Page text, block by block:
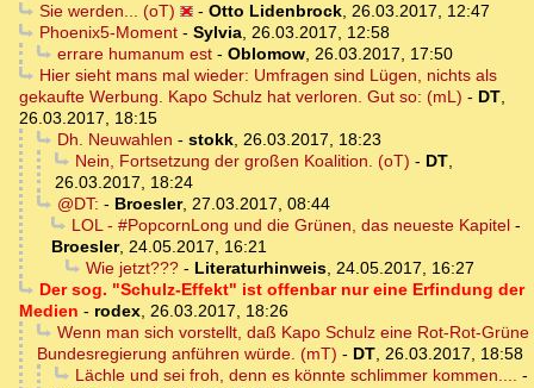
Sie werden... (oT)
- Otto Lidenbrock, 26.03.2017, 12:47
Phoenix5-Moment- Sylvia, 26.03.2017, 12:58
errare humanum est- Oblomow, 26.03.2017, 17:50
Hier sieht mans mal wieder: Umfragen sind Lügen, nichts als
gekaufte Werbung. Kapo Schulz hat verloren. Gut so: (mL) - DT,
26.03.2017, 18:15
Dh. Neuwahlen - stokk, 26.03.2017, 18:23
Nein, Fortsetzung der großen Koalition. (oT) - DT,
26.03.2017, 18:24
@DT: - Broesler, 27.03.2017, 08:44
LOL - #PopcornLong und die Grünen, das neueste Kapitel-
Broesler, 24.05.2017, 16:21
Wie jetzt???- Literaturhinweis, 24.05.2017, 16:27
Der sog. "Schulz-Effekt" ist offenbar nur eine Erfindung der
Medien - rodex, 26.03.2017, 18:26
Wenn man sich vorstellt, daß Kapo Schulz eine Rot-Rot-Grüne
Bundesregierung anführen würde. (mT) - DT, 26.03.2017, 18:58
Lächle und sei froh, denn es könnte schlimmer kommen.... -